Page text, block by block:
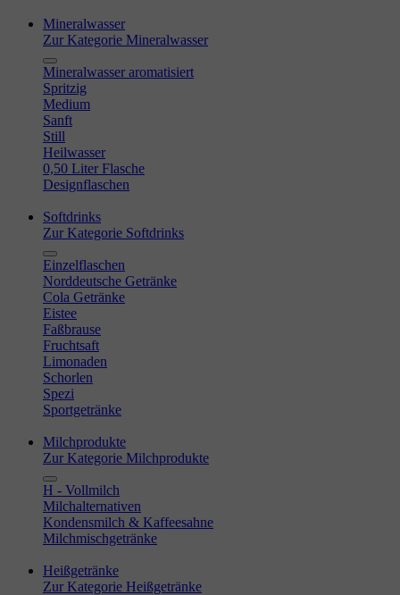
Mineralwasser
Zur Kategorie Mineralwasser
Mineralwasser aromatisiert
Spritzig
Medium
Sanft
Still
Heilwasser
0,50 Liter Flasche
Designflaschen
Softdrinks
Zur Kategorie Softdrinks
Einzelflaschen
Norddeutsche Getränke
Cola Getränke
Eistee
Faßbrause
Fruchtsaft
Limonaden
Schorlen
Spezi
Sportgetränke
Milchprodukte
Zur Kategorie Milchprodukte
H - Vollmilch
Milchalternativen
Kondensmilch & Kaffeesahne
Milchmischgetränke
Heißgetränke
Zur Kategorie Heißgetränke